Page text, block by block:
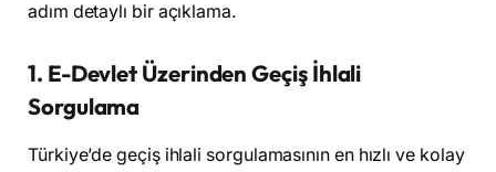
adım detaylı bir açıklama.
1. E-Devlet Üzerinden Geçiş İhlali
Sorgulama
Türkiye’de geçiş ihlali sorgulamasının en hızlı ve kolay